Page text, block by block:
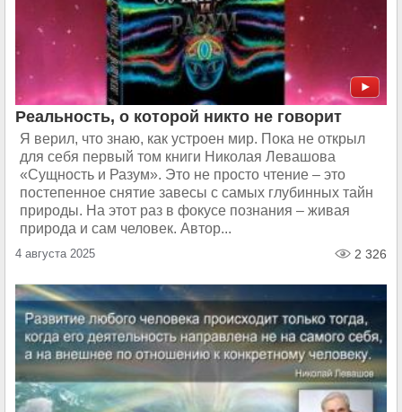
Реальность, о которой никто не говорит
Я верил, что знаю, как устроен мир. Пока не открыл
для себя первый том книги Николая Левашова
«Сущность и Разум». Это не просто чтение – это
постепенное снятие завесы с самых глубинных тайн
природы. На этот раз в фокусе познания – живая
природа и сам человек. Автор...
4 августа 2025 2 326